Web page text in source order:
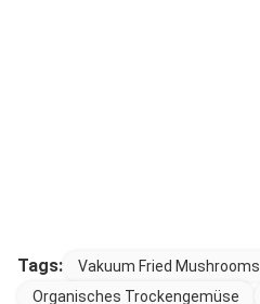
Tags:
Vakuum Fried Mushrooms
Organisches Trockengemüse